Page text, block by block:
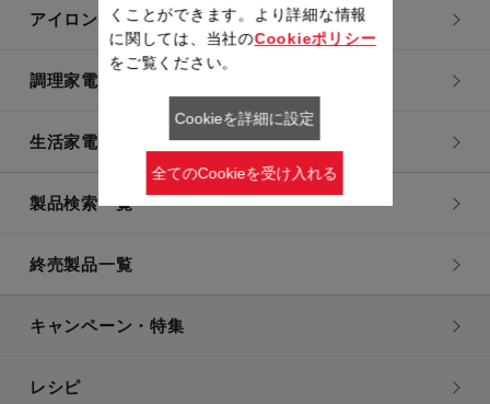
アイロン・衣類スチーマー
調理家電
生活家電
製品検索一覧
終売製品一覧
キャンペーン・特集
レシピ
くことができます。より詳細な情報
に関しては、当社のCookieポリシー
をご覧ください。
Cookieを詳細に設定
全てのCookieを受け入れる